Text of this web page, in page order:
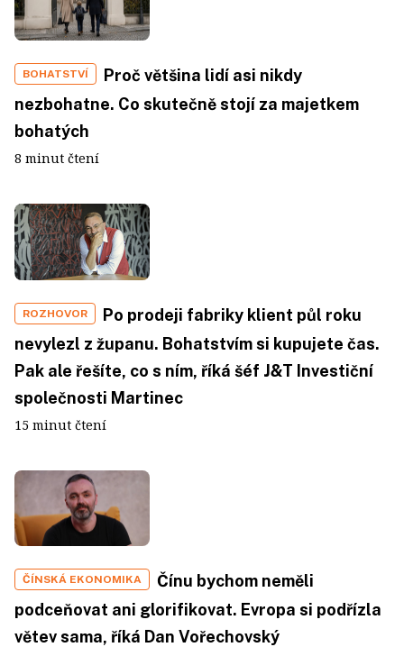
BOHATSTVÍ
Proč většina lidí asi nikdy
nezbohatne. Co skutečně stojí za majetkem
bohatých
8 minut čtení
ROZHOVOR
Po prodeji fabriky klient půl roku
nevylezl z županu. Bohatstvím si kupujete čas.
Pak ale řešíte, co s ním, říká šéf J&T Investiční
společnosti Martinec
15 minut čtení
ČÍNSKÁ EKONOMIKA
Čínu bychom neměli
podceňovat ani glorifikovat. Evropa si podřízla
větev sama, říká Dan Vořechovský